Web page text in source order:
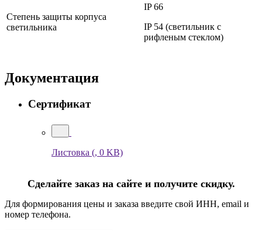
Степень защиты корпуса
светильника
IP 66
IP 54 (светильник с
рифленым стеклом)
Документация
Сертификат
Листовка (, 0 KB)
Сделайте заказ на сайте и получите скидку.
Для формирования цены и заказа введите свой ИНН, email и
номер телефона.